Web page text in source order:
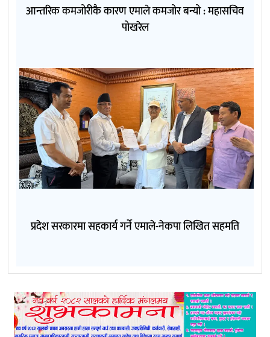
आन्तरिक कमजोरीकै कारण एमाले कमजोर बन्यो : महासचिव
पोखरेल
प्रदेश सरकारमा सहकार्य गर्ने एमाले-नेकपा लिखित सहमति